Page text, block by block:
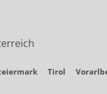
Tirol